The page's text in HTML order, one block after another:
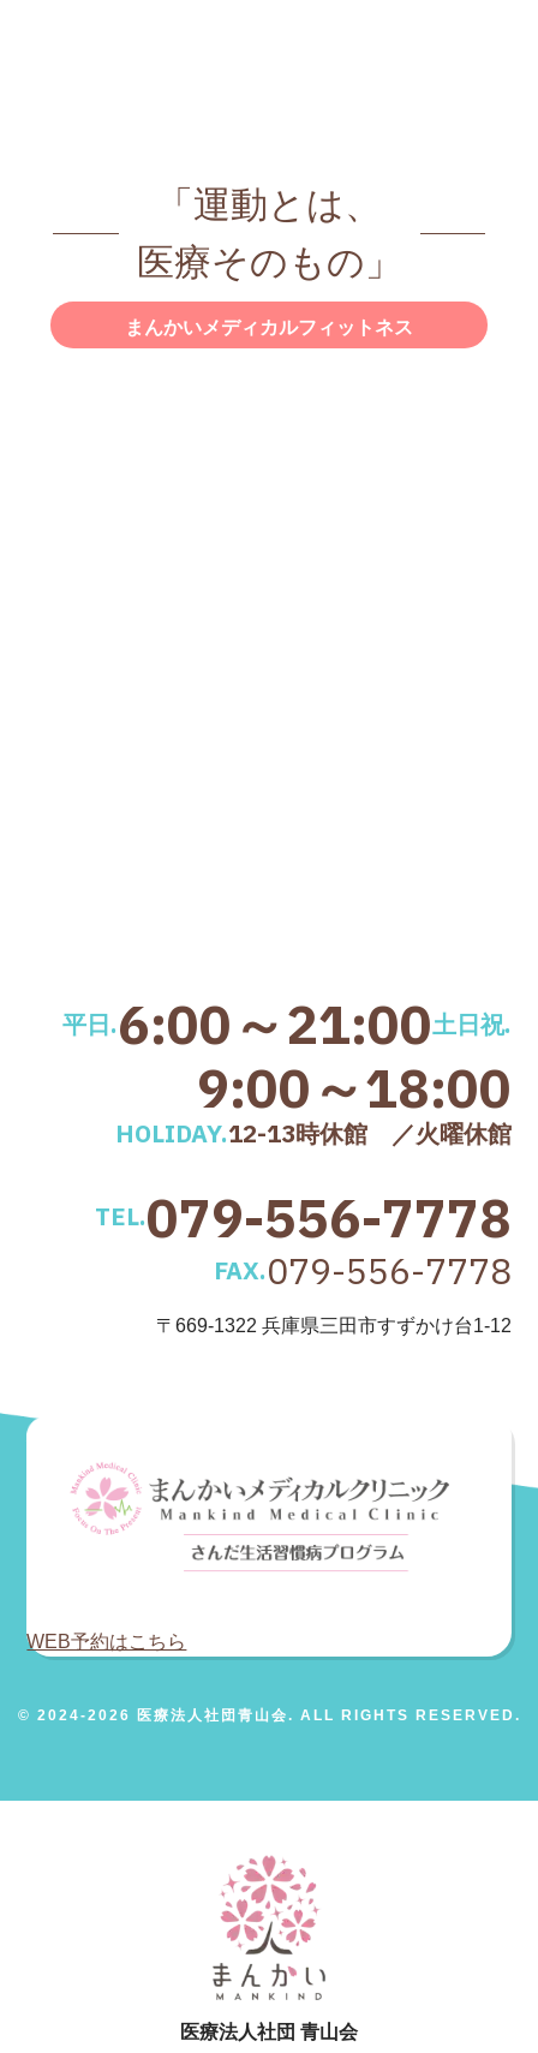
「運動とは、
医療そのもの」
まんかいメディカルフィットネス
平日.6:00～21:00土日祝.
9:00～18:00
HOLIDAY.12-13時休館 ／火曜休館
TEL.079-556-7778
FAX.079-556-7778
〒669-1322 兵庫県三田市すずかけ台1-12
WEB予約はこちら
© 2024-2026 医療法人社団青山会. ALL RIGHTS RESERVED.
医療法人社団 青山会